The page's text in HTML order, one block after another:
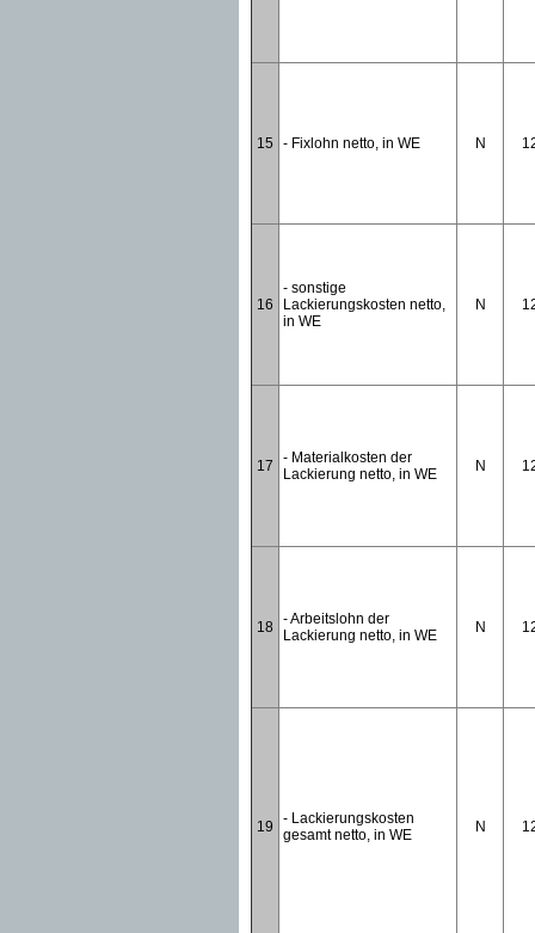
15 - Fixlohn netto, in WE N
16
- sonstige
Lackierungskosten netto,
in WE
N
17
- Materialkosten der
Lackierung netto, in WE
N
18
- Arbeitslohn der
Lackierung netto, in WE
N
19
- Lackierungskosten
gesamt netto, in WE
N